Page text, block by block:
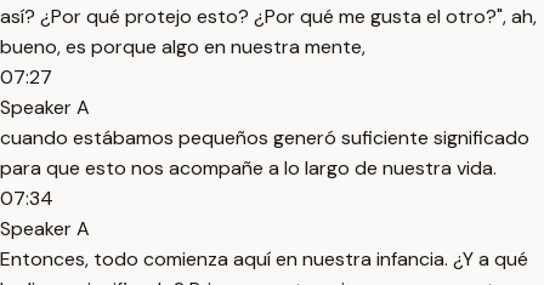
así? ¿Por qué protejo esto? ¿Por qué me gusta el otro?", ah,
bueno, es porque algo en nuestra mente,
07:27
Speaker A
cuando estábamos pequeños generó suficiente significado
para que esto nos acompañe a lo largo de nuestra vida.
07:34
Speaker A
Entonces, todo comienza aquí en nuestra infancia. ¿Y a qué